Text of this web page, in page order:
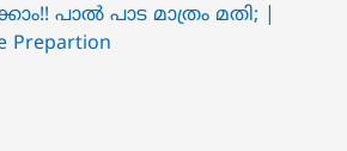
പാൽ പാട മാത്രം മതി; |
Prepartion